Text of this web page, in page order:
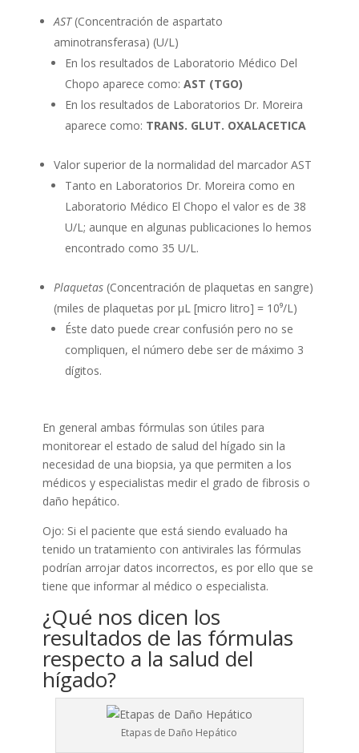
AST(Concentración de aspartato
aminotransferasa) (U/L)
En los resultados de Laboratorio Médico Del
Chopo aparece como: AST (TGO)
En los resultados de Laboratorios Dr. Moreira
aparece como: TRANS. GLUT. OXALACETICA
Valor superior de la normalidad del marcador AST
Tanto en Laboratorios Dr. Moreira como en
Laboratorio Médico El Chopo el valor es de 38
U/L; aunque en algunas publicaciones lo hemos
encontrado como 35 U/L.
Plaquetas(Concentración de plaquetas en sangre)
(miles de plaquetas por µL [micro litro] = 10⁹/L)
Éste dato puede crear confusión pero no se
compliquen, el número debe ser de máximo 3
dígitos.
En general ambas fórmulas son útiles para
monitorear el estado de salud del hígado sin la
necesidad de una biopsia, ya que permiten a los
médicos y especialistas medir el grado de fibrosis o
daño hepático.
Ojo: Si el paciente que está siendo evaluado ha
tenido un tratamiento con antivirales las fórmulas
podrían arrojar datos incorrectos, es por ello que se
tiene que informar al médico o especialista.
¿Qué nos dicen los
resultados de las fórmulas
respecto a la salud del
hígado?
Etapas de Daño Hepático